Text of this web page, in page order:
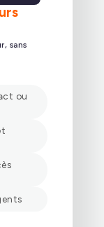
sans
ou